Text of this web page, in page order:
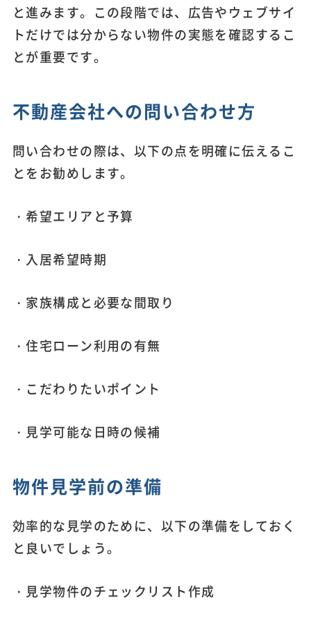
と進みます。この段階では、広告やウェブサイ
トだけでは分からない物件の実態を確認するこ
とが重要です。
不動産会社への問い合わせ方
問い合わせの際は、以下の点を明確に伝えるこ
とをお勧めします。
・希望エリアと予算
・入居希望時期
・家族構成と必要な間取り
・住宅ローン利用の有無
・こだわりたいポイント
・見学可能な日時の候補
物件見学前の準備
効率的な見学のために、以下の準備をしておく
と良いでしょう。
・見学物件のチェックリスト作成